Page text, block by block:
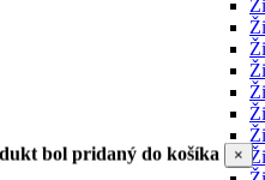
bol pridaný do košíka ×